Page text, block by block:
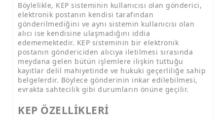
Böylelikle, KEP sisteminin kullanıcısı olan gönderici,
elektronik postanın kendisi tarafından
gönderilmediğini ve aynı sistemin kullanıcısı olan
alıcı ise kendisine ulaşmadığını iddia
edememektedir. KEP sisteminin bir elektronik
postanın göndericiden alıcıya iletilmesi sırasında
meydana gelen bütün işlemlere ilişkin tuttuğu
kayıtlar delil mahiyetinde ve hukuki geçerliliğe sahip
belgelerdir. Böylece gönderinin inkar edilebilmesi,
evrakta sahtecilik gibi durumların önüne geçilir.
KEP ÖZELLİKLERİ